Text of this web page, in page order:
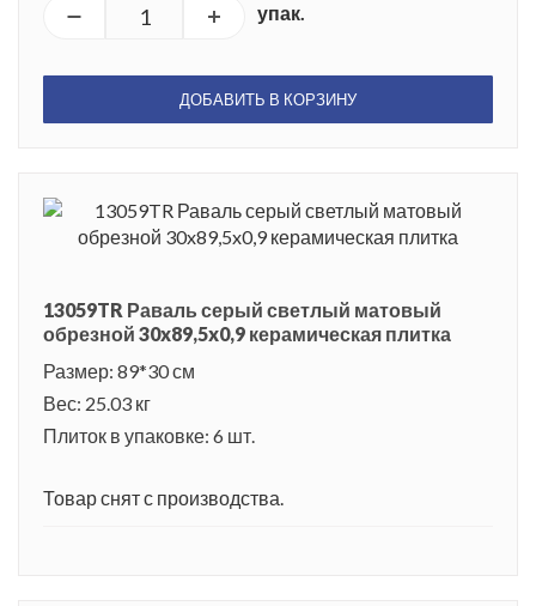
упак.
ДОБАВИТЬ В КОРЗИНУ
13059TR Раваль серый светлый матовый
обрезной 30x89,5x0,9 керамическая плитка
Размер: 89*30 см
Вес: 25.03 кг
Плиток в упаковке: 6 шт.
Товар снят с производства.